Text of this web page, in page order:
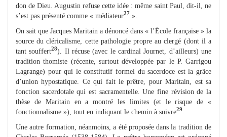
don de Dieu. Augustin refuse cette idée : même saint Paul, dit-il, ne
s’est pas présenté comme « médiateur27 ».
On sait que Jacques Maritain a dénoncé dans « l’École française » la
source du cléricalisme, cette pathologie propre au clergé (dont il a
tant souffert28). Il récuse (avec le cardinal Journet, d’ailleurs) une
tradition thomiste (récente, surtout développée par le P. Garrigou
Lagrange) pour qui le constitutif formel du sacerdoce est la grâce
d’union hypostatique. Ce qui fait le prêtre, pour Maritain, est sa
fonction sacerdotale qui est sacramentelle. Une fine révision de la
thèse de Maritain en a montré les limites (et le risque de «
fonctionnalisme »), tout en indiquant le chemin à suivre29
Une autre formation, néanmoins, a été proposée dans la tradition de